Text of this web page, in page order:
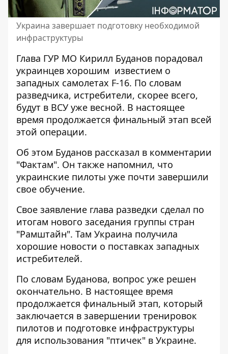
Украина завершает подготовку необходимой
инфраструктуры
Глава ГУР МО Кирилл Буданов порадовал
украинцев хорошим известием о
западных самолетах F-16. По словам
разведчика, истребители, скорее всего,
будут в ВСУ уже весной. В настоящее
время продолжается финальный этап всей
этой операции.
Об этом Буданов рассказал в комментарии
"Фактам". Он также напомнил, что
украинские пилоты уже почти завершили
свое обучение.
Свое заявление глава разведки сделал по
итогам нового заседания группы стран
"Рамштайн". Там Украина получила
хорошие новости о поставках западных
истребителей.
По словам Буданова, вопрос уже решен
окончательно. В настоящее время
продолжается финальный этап, который
заключается в завершении тренировок
пилотов и подготовке инфраструктуры
для использования "птичек" в Украине.